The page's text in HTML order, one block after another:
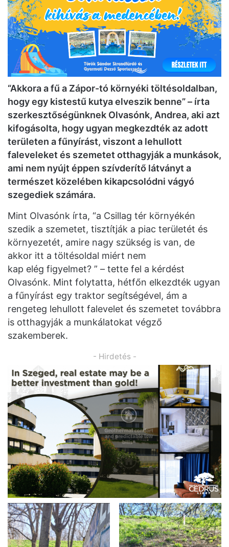
“Akkora a fű a Zápor-tó környéki töltésoldalban,
hogy egy kistestű kutya elveszik benne” – írta
szerkesztőségünknek Olvasónk, Andrea, aki azt
kifogásolta, hogy ugyan megkezdték az adott
területen a fűnyírást, viszont a lehullott
faleveleket és szemetet otthagyják a munkások,
ami nem nyújt éppen szívderítő látványt a
természet közelében kikapcsolódni vágyó
szegediek számára.
Mint Olvasónk írta, “a Csillag tér környékén
szedik a szemetet, tisztítják a piac területét és
környezetét, amire nagy szükség is van, de
akkor itt a töltésoldal miért nem
kap elég figyelmet? ” – tette fel a kérdést
Olvasónk. Mint folytatta, hétfőn elkezdték ugyan
a fűnyírást egy traktor segítségével, ám a
rengeteg lehullott falevelet és szemetet továbbra
is otthagyják a munkálatokat végző
szakemberek.
- Hirdetés -